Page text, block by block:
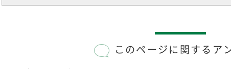
このページに関するア